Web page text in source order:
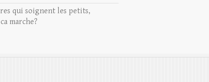
qui soignent les petits,
marche?